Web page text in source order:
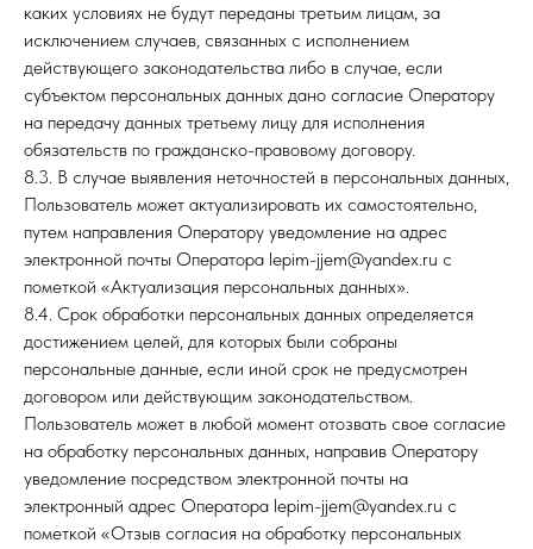
каких условиях не будут переданы третьим лицам, за
исключением случаев, связанных с исполнением
действующего законодательства либо в случае, если
субъектом персональных данных дано согласие Оператору
на передачу данных третьему лицу для исполнения
обязательств по гражданско-правовому договору.
8.3. В случае выявления неточностей в персональных данных,
Пользователь может актуализировать их самостоятельно,
путем направления Оператору уведомление на адрес
электронной почты Оператора lepim-jjem@yandex.ru с
пометкой «Актуализация персональных данных».
8.4. Срок обработки персональных данных определяется
достижением целей, для которых были собраны
персональные данные, если иной срок не предусмотрен
договором или действующим законодательством.
Пользователь может в любой момент отозвать свое согласие
на обработку персональных данных, направив Оператору
уведомление посредством электронной почты на
электронный адрес Оператора lepim-jjem@yandex.ru с
пометкой «Отзыв согласия на обработку персональных